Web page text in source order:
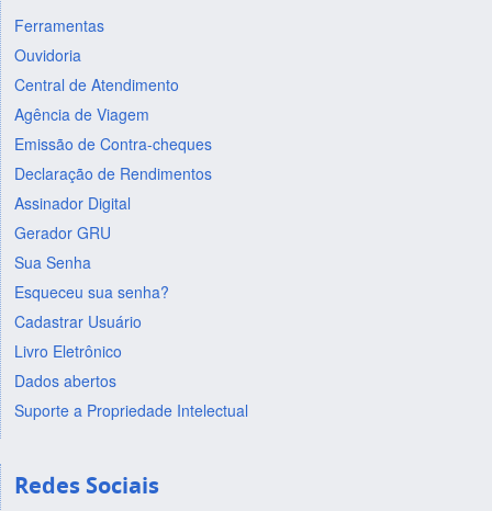
Ferramentas
Ouvidoria
Central de Atendimento
Agência de Viagem
Emissão de Contra-cheques
Declaração de Rendimentos
Assinador Digital
Gerador GRU
Sua Senha
Esqueceu sua senha?
Cadastrar Usuário
Livro Eletrônico
Dados abertos
Suporte a Propriedade Intelectual
Redes Sociais